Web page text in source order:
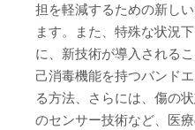
担を軽減するための新し
ます。また、特殊な状況
に、新技術が導入される
己消毒機能を持つバンド
る方法、さらには、傷の
のセンサー技術など、医